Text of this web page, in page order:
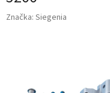
Značka: Siegenia